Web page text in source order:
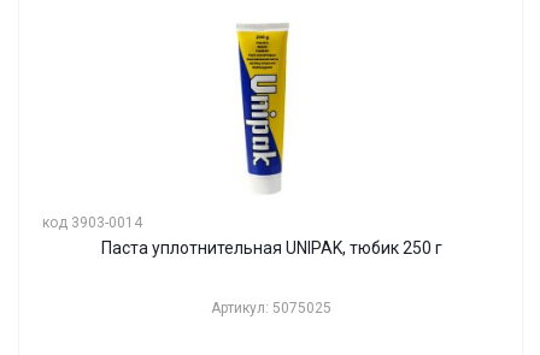
код 3903-0014
Паста уплотнительная UNIPAK, тюбик 250 г
Артикул: 5075025